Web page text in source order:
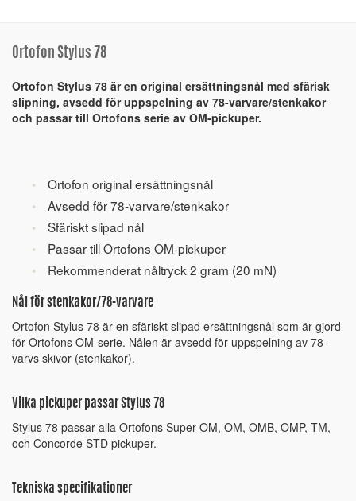
Ortofon Stylus 78
Ortofon Stylus 78 är en original ersättningsnål med sfärisk
slipning, avsedd för uppspelning av 78-varvare/stenkakor
och passar till Ortofons serie av OM-pickuper.
Ortofon original ersättningsnål
Avsedd för 78-varvare/stenkakor
Sfäriskt slipad nål
Passar till Ortofons OM-pickuper
Rekommenderat nåltryck 2 gram (20 mN)
Nål för stenkakor/78-varvare
Ortofon Stylus 78 är en sfäriskt slipad ersättningsnål som är gjord
för Ortofons OM-serie. Nålen är avsedd för uppspelning av 78-
varvs skivor (stenkakor).
Vilka pickuper passar Stylus 78
Stylus 78 passar alla Ortofons Super OM, OM, OMB, OMP, TM,
och Concorde STD pickuper.
Tekniska specifikationer